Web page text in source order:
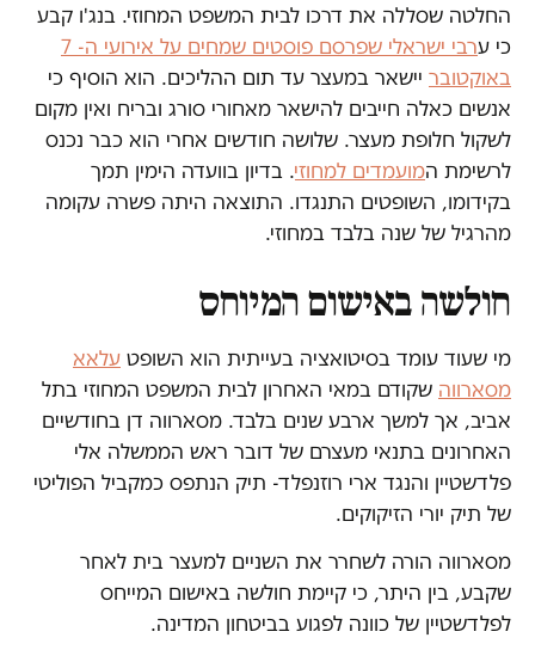
החלטה שסללה את דרכו לבית המשפט המחוזי. בנג'ו קבע
כי ע
רבי ישראלי שפרסם פוסטים שמחים על אירועי ה- 7
באוקטובר יישאר במעצר עד תום ההליכים. הוא הוסיף כי
אנשים כאלה חייבים להישאר מאחורי סורג ובריח ואין מקום
לשקול חלופת מעצר. שלושה חודשים אחרי הוא כבר נכנס
לרשימת המועמדים למחוזי. בדיון בוועדה הימין תמך
בקידומו, השופטים התנגדו. התוצאה היתה פשרה עקומה
מהרגיל של שנה בלבד במחוזי.
חולשה באישום המיוחס
מי שעוד עומד בסיטואציה בעייתית הוא השופט עלאא
מסארווה שקודם במאי האחרון לבית המשפט המחוזי בתל
אביב, אך למשך ארבע שנים בלבד. מסארווה דן בחודשיים
האחרונים בתנאי מעצרם של דובר ראש הממשלה אלי
פלדשטיין והנגד ארי רוזנפלד- תיק הנתפס כמקביל הפוליטי
של תיק יורי הזיקוקים.
מסארווה הורה לשחרר את השניים למעצר בית לאחר
שקבע, בין היתר, כי קיימת חולשה באישום המייחס
לפלדשטיין של כוונה לפגוע בביטחון המדינה.